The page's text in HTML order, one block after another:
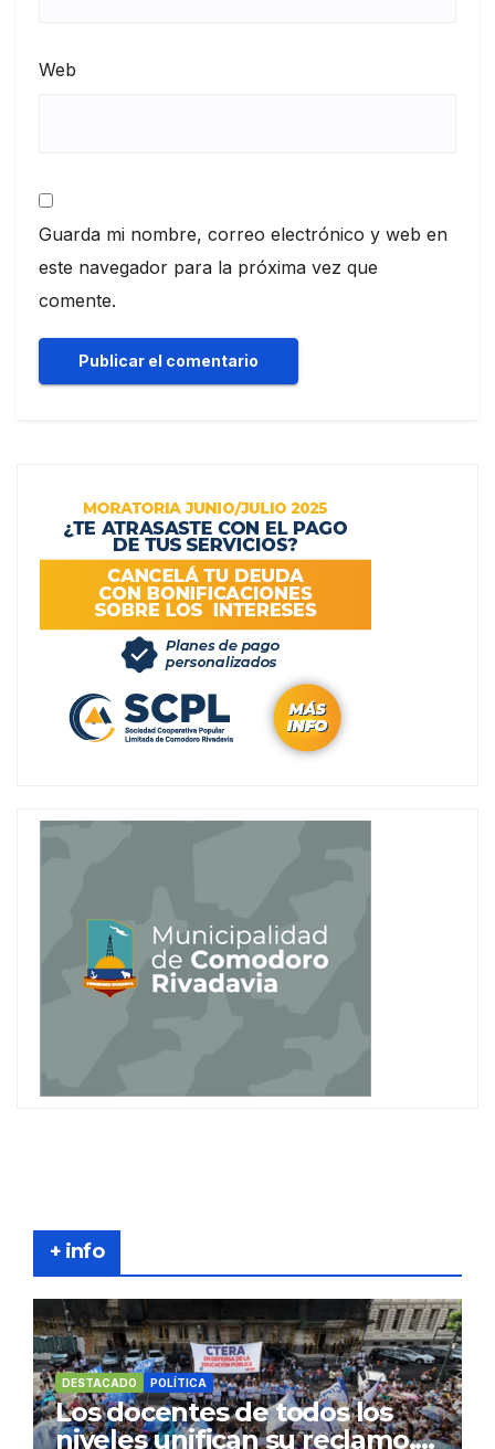
Web
Guarda mi nombre, correo electrónico y web en
este navegador para la próxima vez que
comente.
+ info
DESTACADO POLÍTICA
Los docentes de todos los
niveles unifican su reclamo,